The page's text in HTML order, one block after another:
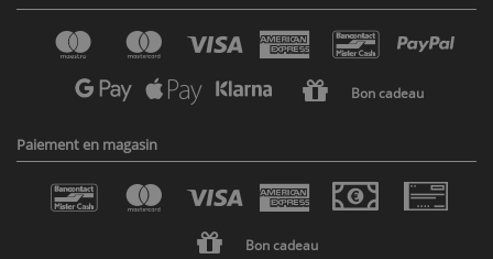
Bon cadeau
Paiement en magasin
Bon cadeau